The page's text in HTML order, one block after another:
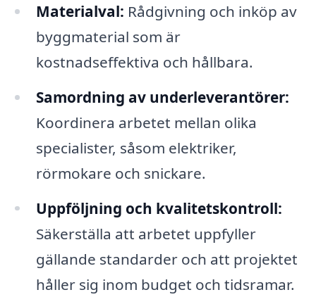
Materialval: Rådgivning och inköp av
byggmaterial som är
kostnadseffektiva och hållbara.
Samordning av underleverantörer:
Koordinera arbetet mellan olika
specialister, såsom elektriker,
rörmokare och snickare.
Uppföljning och kvalitetskontroll:
Säkerställa att arbetet uppfyller
gällande standarder och att projektet
håller sig inom budget och tidsramar.